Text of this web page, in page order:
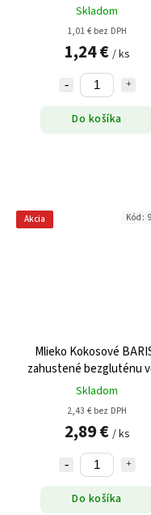
Skladom
1,01 € bez DPH
1,24 € / ks
Do košíka
Akcia
Mlieko Kokosové
zahustené bezgluténu
360ml
Skladom
2,43 € bez DPH
2,89 € / ks
Do košíka
Kód: